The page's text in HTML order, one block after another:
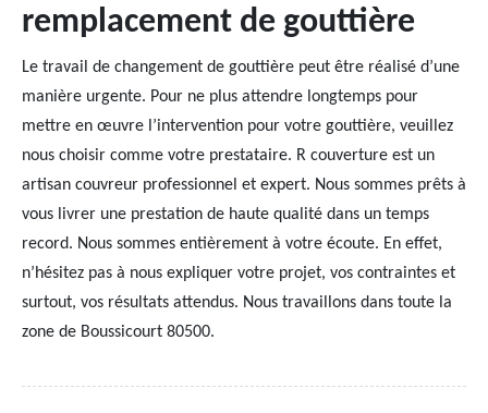
remplacement de gouttière
Le travail de changement de gouttière peut être réalisé d’une
manière urgente. Pour ne plus attendre longtemps pour
mettre en œuvre l’intervention pour votre gouttière, veuillez
nous choisir comme votre prestataire. R couverture est un
artisan couvreur professionnel et expert. Nous sommes prêts à
vous livrer une prestation de haute qualité dans un temps
record. Nous sommes entièrement à votre écoute. En effet,
n’hésitez pas à nous expliquer votre projet, vos contraintes et
surtout, vos résultats attendus. Nous travaillons dans toute la
zone de Boussicourt 80500.